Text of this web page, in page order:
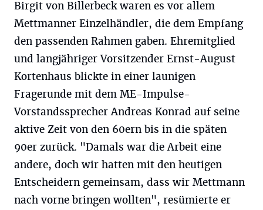
Birgit von Billerbeck waren es vor allem
Mettmanner Einzelhändler, die dem Empfang
den passenden Rahmen gaben. Ehremitglied
und langjähriger Vorsitzender Ernst-August
Kortenhaus blickte in einer launigen
Fragerunde mit dem ME-Impulse-
Vorstandssprecher Andreas Konrad auf seine
aktive Zeit von den 60ern bis in die späten
90er zurück. "Damals war die Arbeit eine
andere, doch wir hatten mit den heutigen
Entscheidern gemeinsam, dass wir Mettmann
nach vorne bringen wollten", resümierte er